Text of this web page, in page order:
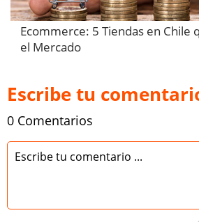
Ecommerce: 5 Tiendas en Chile
el Mercado
Escribe tu
0 Comentarios